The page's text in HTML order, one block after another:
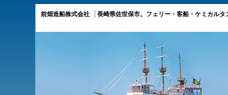
前畑造船株式会社 長崎県佐世保市。フェリー・客船・ケミカル